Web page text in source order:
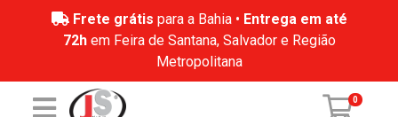
Frete grátis para a Bahia • Entrega em até
72hem Feira de Santana, Salvador e Região
Metropolitana
0